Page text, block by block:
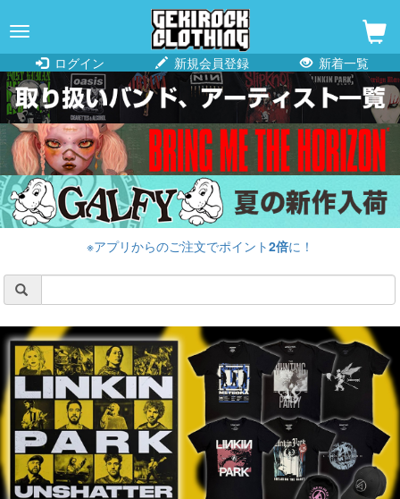
navigation
ログイン
新規会員登録 新着一覧
※アプリからのご注文でポイント2倍に！